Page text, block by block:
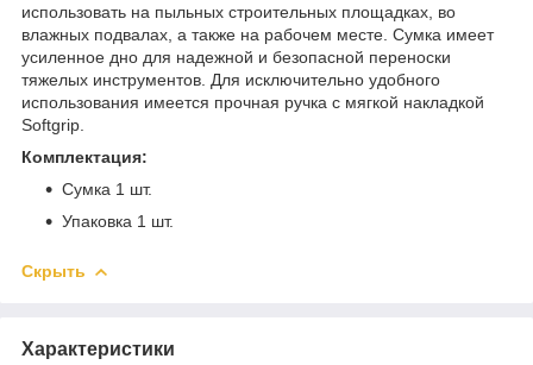
использовать на пыльных строительных площадках, во
влажных подвалах, а также на рабочем месте. Сумка имеет
усиленное дно для надежной и безопасной переноски
тяжелых инструментов. Для исключительно удобного
использования имеется прочная ручка с мягкой накладкой
Softgrip.
Комплектация:
Сумка 1 шт.
Упаковка 1 шт.
Скрыть
Характеристики